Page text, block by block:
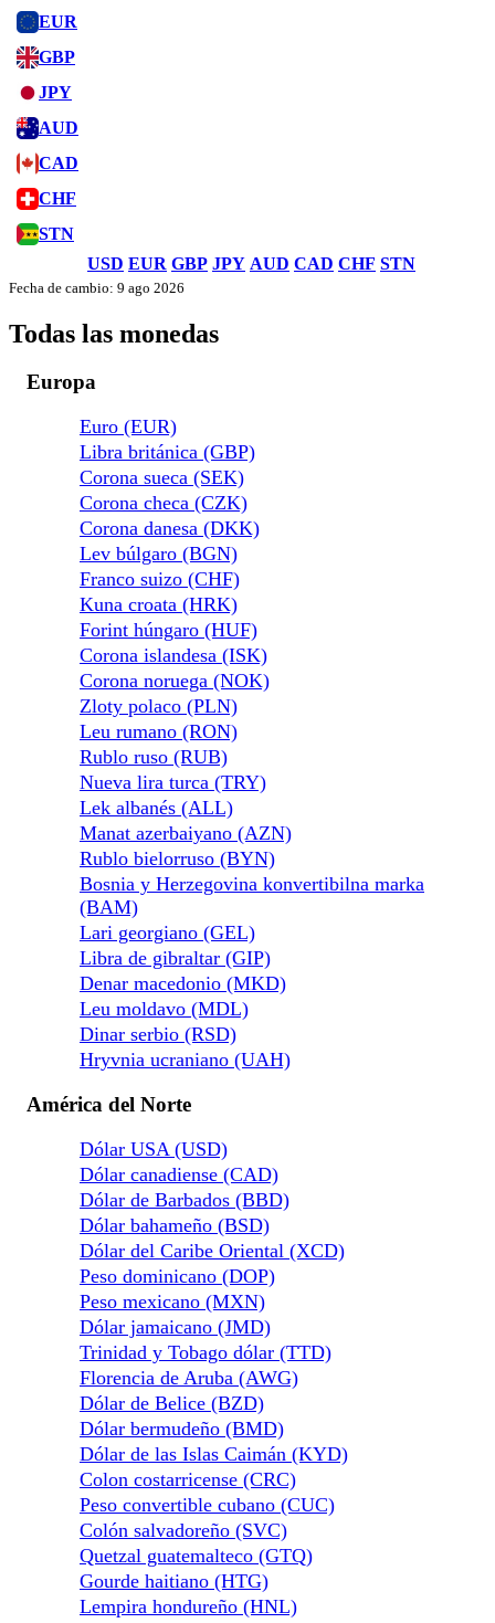
EUR
GBP
JPY
AUD
CAD
CHF
STN
USD EUR GBP JPY AUD CAD CHF STN
Fecha de cambio: 9 ago 2026
Todas las monedas
Europa
Euro (EUR)
Libra británica (GBP)
Corona sueca (SEK)
Corona checa (CZK)
Corona danesa (DKK)
Lev búlgaro (BGN)
Franco suizo (CHF)
Kuna croata (HRK)
Forint húngaro (HUF)
Corona islandesa (ISK)
Corona noruega (NOK)
Zloty polaco (PLN)
Leu rumano (RON)
Rublo ruso (RUB)
Nueva lira turca (TRY)
Lek albanés (ALL)
Manat azerbaiyano (AZN)
Rublo bielorruso (BYN)
Bosnia y Herzegovina konvertibilna marka
(BAM)
Lari georgiano (GEL)
Libra de gibraltar (GIP)
Denar macedonio (MKD)
Leu moldavo (MDL)
Dinar serbio (RSD)
Hryvnia ucraniano (UAH)
América del Norte
Dólar USA (USD)
Dólar canadiense (CAD)
Dólar de Barbados (BBD)
Dólar bahameño (BSD)
Dólar del Caribe Oriental (XCD)
Peso dominicano (DOP)
Peso mexicano (MXN)
Dólar jamaicano (JMD)
Trinidad y Tobago dólar (TTD)
Florencia de Aruba (AWG)
Dólar de Belice (BZD)
Dólar bermudeño (BMD)
Dólar de las Islas Caimán (KYD)
Colon costarricense (CRC)
Peso convertible cubano (CUC)
Colón salvadoreño (SVC)
Quetzal guatemalteco (GTQ)
Gourde haitiano (HTG)
Lempira hondureño (HNL)